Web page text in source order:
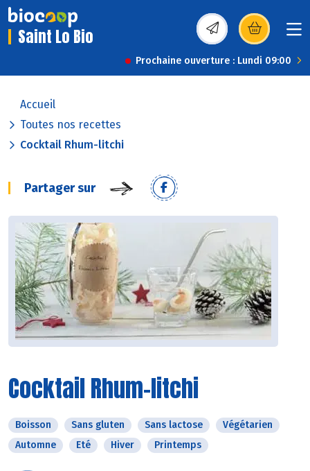
Saint Lo Bio (s’ouvre dans une
Prochaine ouverture : Lundi 09:00
Accueil
Toutes nos recettes
Cocktail Rhum-litchi
Partager sur
Cocktail Rhum-litchi
Boisson Sans gluten Sans lactose
Végétarien
Automne
Eté Hiver Printemps